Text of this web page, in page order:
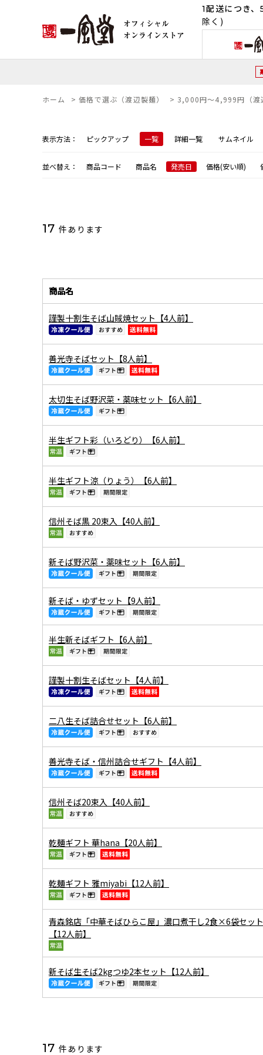
1配送につき
除く)
ホーム >価格で選ぶ（渡辺製麺） > 3,000円～4,999円（渡
表示方法： ピックアップ 一覧 詳細一覧 サムネイル
並べ替え： 商品コード 商品名 発売日 価格(安い順)
17 件あります
商品名
謹製十割生そば山賊焼セット【4人前】
善光寺そばセット【8人前】
太切生そば野沢菜・薬味セット【6人前】
半生ギフト彩（いろどり）【6人前】
半生ギフト涼（りょう）【6人前】
信州そば黒 20束入【40人前】
新そば野沢菜・薬味セット【6人前】
新そば・ゆずセット【9人前】
半生新そばギフト【6人前】
謹製十割生そばセット【4人前】
二八生そば詰合せセット【6人前】
善光寺そば・信州詰合せギフト【4人前】
信州そば20束入【40人前】
乾麺ギフト 華hana【20人前】
乾麺ギフト 雅miyabi【12人前】
青森銘店「中華そばひらこ屋」濃口煮干し2食×6袋セット
【12人前】
新そば生そば2kgつゆ2本セット【12人前】
17 件あります